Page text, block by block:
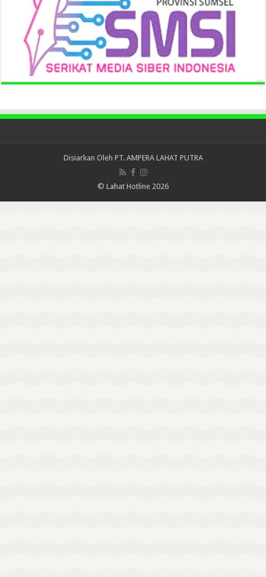
Disiarkan Oleh PT. AMPERA LAHAT PUTRA
© Lahat Hotline 2026